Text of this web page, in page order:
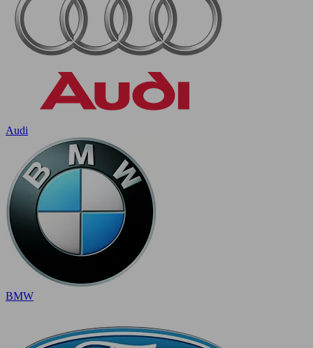
Audi
BMW